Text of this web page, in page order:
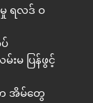
မှု ရလဒ် ဝ
မ ပြန်ဖွင့်
က အိမ်​တွေ